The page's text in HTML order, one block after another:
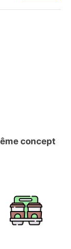
concept